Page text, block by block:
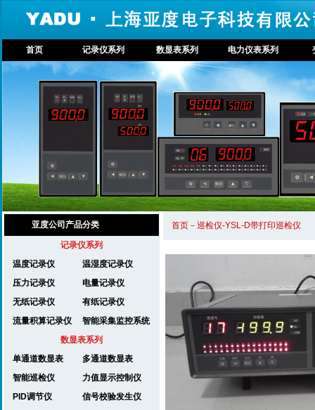
首页 记录仪系列 数显表系列 电力仪表系列
亚度公司产品分类
记录仪系列
温度记录仪
温湿度记录仪
压力记录仪
电量记录仪
无纸记录仪
有纸记录仪
流量积算记录仪
智能采集监控系统
数显表系列
单通道数显表
多通道数显表
智能巡检仪
力值显示控制仪
PID调节仪
信号校验发生仪
首页－巡检仪-YSL-D带打印